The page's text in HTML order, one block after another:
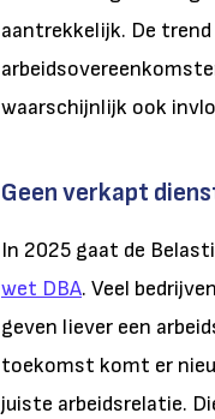
aantrekkelijk. De
waarschijnlijk ook
Geen verkapt
In 2025 gaat de
wet DBA. Veel
geven liever een
toekomst komt er
juiste arbeidsrelatie.